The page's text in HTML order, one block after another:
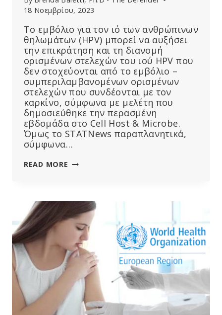
18 Νοεμβρίου, 2023
Το εμβόλιο για τον ιό των ανθρώπινων
θηλωμάτων (HPV) μπορεί να αυξήσει
την επικράτηση και τη διανομή
ορισμένων στελεχών του ιού HPV που
δεν στοχεύονται από το εμβόλιο –
συμπεριλαμβανομένων ορισμένων
στελεχών που συνδέονται με τον
καρκίνο, σύμφωνα με μελέτη που
δημοσιεύθηκε την περασμένη
εβδομάδα στο Cell Host & Microbe.
Όμως το STATNews παραπλανητικά,
σύμφωνα…
READ MORE ΤΟ
ΠΡΟΚΑΛΈΣΕΙ
ΑΎΞΗΣΗ
ΤΩΝ
ΣΤΕΛΕΧΏΝ
ΠΟΥ
ΠΡΟΚΑΛΟΎΝ
ΚΑΡΚΊΝΟ,
ΣΎΜΦΩΝΑ
ΜΕ
ΜΕΛΈΤΗ